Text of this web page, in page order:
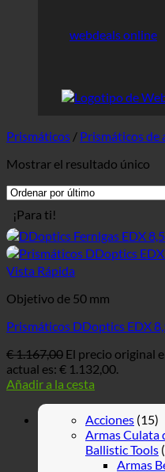
webdeals online
Prismáticos / Prismáticos de
Mostrar el resultado único
¡Para ti!
Vista Rápida
Objetivo de 50 mm
Prismáticos DDoptics EDX
€1.167,00 El precio original
actual es: € 1.132,00.
Añadir a la cesta
Acciones (15)
Armas Culata
Ballistic Tools
Armas